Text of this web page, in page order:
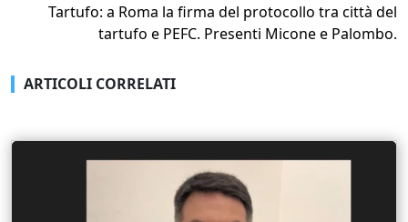
Tartufo: a Roma la firma del protocollo tra città del
tartufo e PEFC. Presenti Micone e Palombo.
ARTICOLI CORRELATI